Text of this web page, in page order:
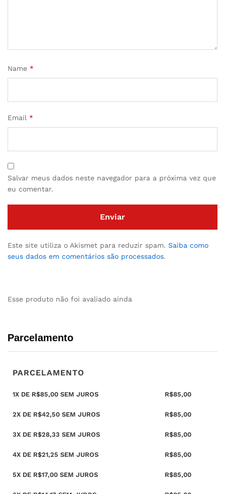
Name *
Email *
Salvar meus dados neste navegador para a próxima vez que
eu comentar.
Este site utiliza o Akismet para reduzir spam. Saiba como
seus dados em comentários são processados.
Esse produto não foi avaliado ainda
Parcelamento
PARCELAMENTO
1X DE R$85,00 SEM JUROS R$85,00
2X DE R$42,50 SEM JUROS R$85,00
3X DE R$28,33 SEM JUROS R$85,00
4X DE R$21,25 SEM JUROS R$85,00
5X DE R$17,00 SEM JUROS R$85,00